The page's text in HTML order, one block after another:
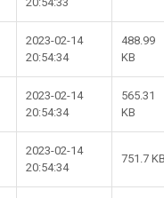
2023-02-14
20:54:34
488.99
KB
2023-02-14
20:54:34
565.31
KB
2023-02-14
20:54:34
751.7